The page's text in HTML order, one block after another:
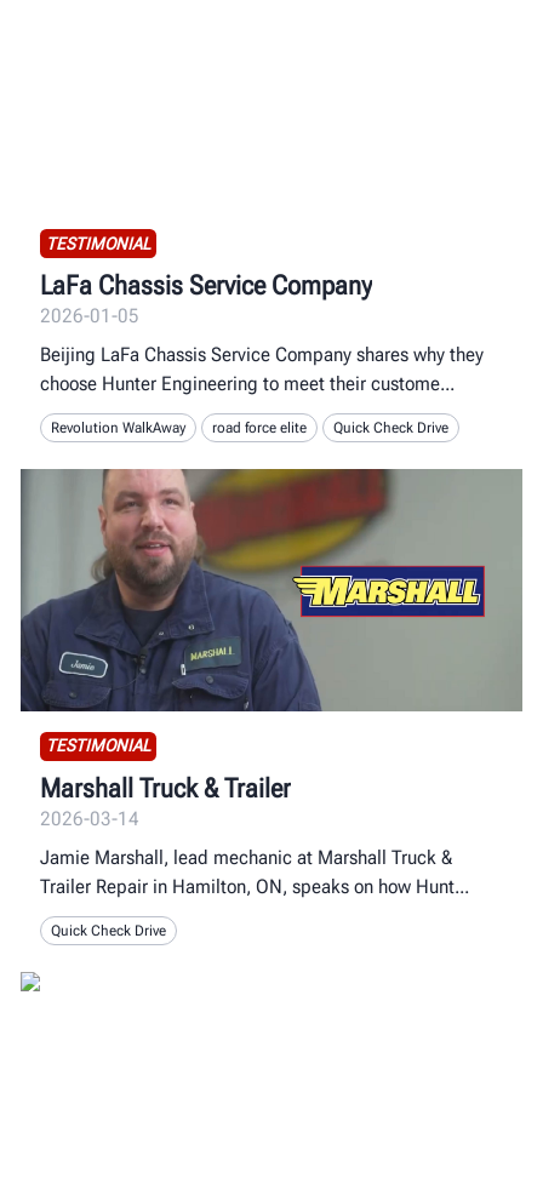
TESTIMONIAL
LaFa Chassis Service Company
2026-01-05
Beijing LaFa Chassis Service Company shares why they
choose Hunter Engineering to meet their custome
Revolution WalkAway road force elite Quick Check Drive
TESTIMONIAL
Marshall Truck & Trailer
2026-03-14
Jamie Marshall, lead mechanic at Marshall Truck &
Trailer Repair in Hamilton, ON, speaks on how Hunt
Quick Check Drive